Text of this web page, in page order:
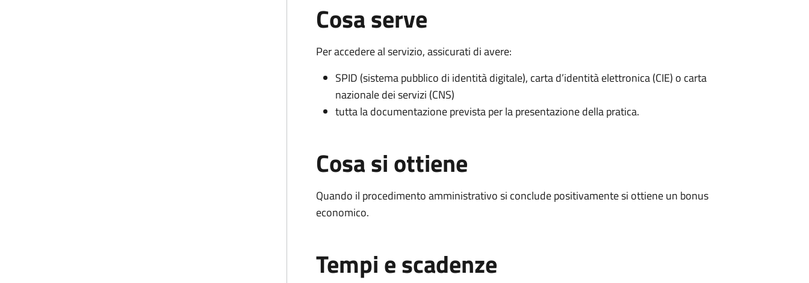
Cosa serve
Per accedere al servizio, assicurati di avere:
SPID (sistema pubblico di identità digitale), carta d’identità elettronica (CIE) o carta
nazionale dei servizi (CNS)
tutta la documentazione prevista per la presentazione della pratica.
Cosa si ottiene
Quando il procedimento amministrativo si conclude positivamente si ottiene un bonus
economico.
Tempi e scadenze